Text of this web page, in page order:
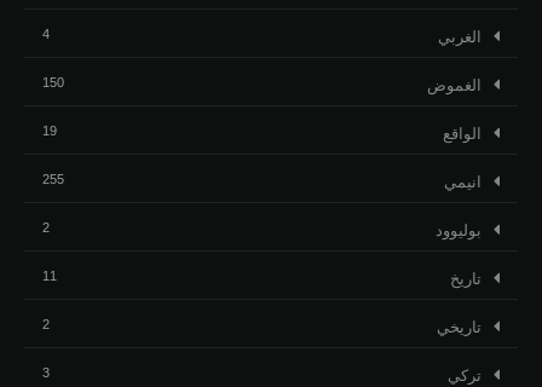
الغربي 4
الغموض 150
الواقع 19
انيمي 255
بوليوود 2
تاريخ 11
تاريخي 2
تركي 3